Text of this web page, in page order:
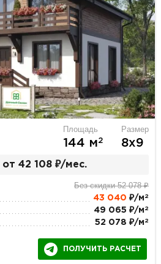
Площадь
144 м2
Размер
8х9
от 42 108 ₽/мес.
Без скидки 52 078 ₽
43 040 ₽/м 2
49 065 ₽/м 2
52 078 ₽/м 2
ПОЛУЧИТЬ РАСЧЕТ